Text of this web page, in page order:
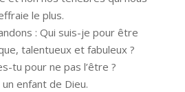
le plus.
: Qui suis-je pour être
talentueux et fabuleux ?
tu pour ne pas l’être ?
enfant de Dieu.